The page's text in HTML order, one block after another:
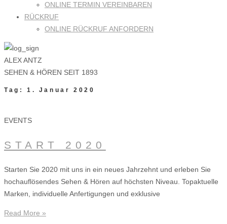
ONLINE TERMIN VEREINBAREN
RÜCKRUF
ONLINE RÜCKRUF ANFORDERN
ALEX ANTZ
SEHEN & HÖREN SEIT 1893
Tag: 1. Januar 2020
EVENTS
START 2020
Starten Sie 2020 mit uns in ein neues Jahrzehnt und erleben Sie
hochauflösendes Sehen & Hören auf höchsten Niveau. Topaktuelle
Marken, individuelle Anfertigungen und exklusive
Read More »